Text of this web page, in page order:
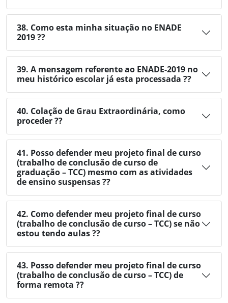
38. Como esta minha situação no ENADE
2019 ??
39. A mensagem referente ao ENADE-2019 no
meu histórico escolar já esta processada ??
40. Colação de Grau Extraordinária, como
proceder ??
41. Posso defender meu projeto final de curso
(trabalho de conclusão de curso de
graduação – TCC) mesmo com as atividades
de ensino suspensas ??
42. Como defender meu projeto final de curso
(trabalho de conclusão de curso – TCC) se não
estou tendo aulas ??
43. Posso defender meu projeto final de curso
(trabalho de conclusão de curso – TCC) de
forma remota ??